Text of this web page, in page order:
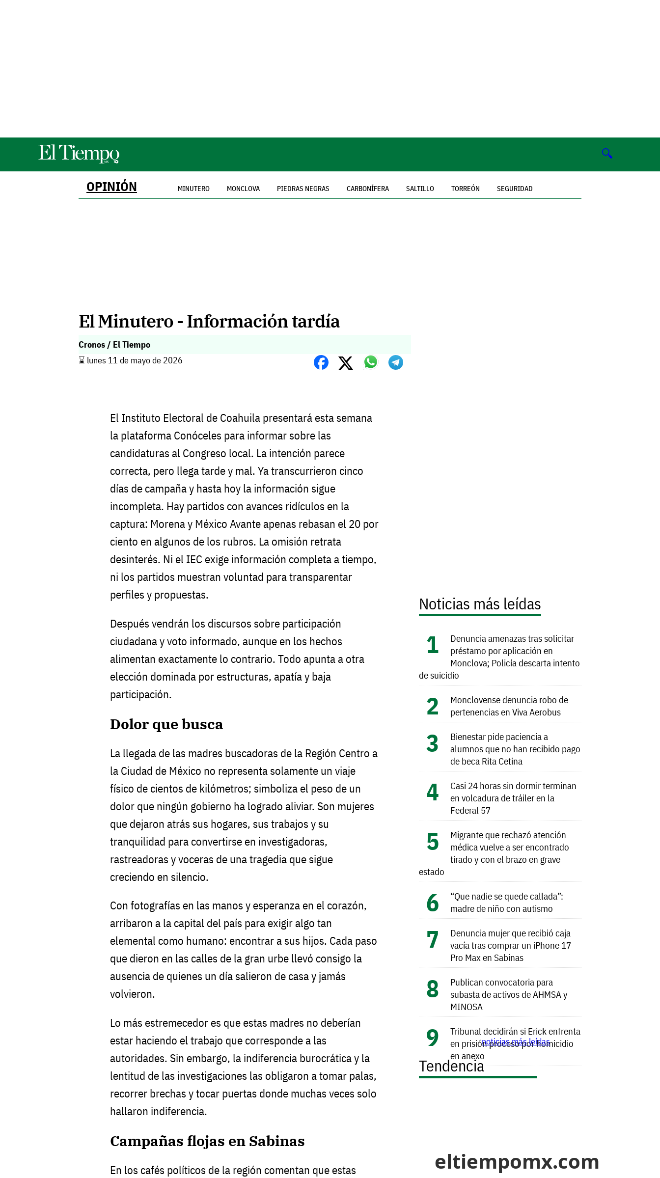
🔍
OPINIÓN MINUTERO MONCLOVA PIEDRAS NEGRAS CARBONÍFERA SALTILLO TORREÓN SEGURIDAD
El Minutero - Información tardía
Cronos / El Tiempo
⌛️ lunes 11 de mayo de 2026
El Instituto Electoral de Coahuila presentará esta semana
la plataforma Conóceles para informar sobre las
candidaturas al Congreso local. La intención parece
correcta, pero llega tarde y mal. Ya transcurrieron cinco
días de campaña y hasta hoy la información sigue
incompleta. Hay partidos con avances ridículos en la
captura: Morena y México Avante apenas rebasan el 20 por
ciento en algunos de los rubros. La omisión retrata
desinterés. Ni el IEC exige información completa a tiempo,
ni los partidos muestran voluntad para transparentar
perfiles y propuestas.
Después vendrán los discursos sobre participación
ciudadana y voto informado, aunque en los hechos
alimentan exactamente lo contrario. Todo apunta a otra
elección dominada por estructuras, apatía y baja
participación.
Dolor que busca
La llegada de las madres buscadoras de la Región Centro a
la Ciudad de México no representa solamente un viaje
físico de cientos de kilómetros; simboliza el peso de un
dolor que ningún gobierno ha logrado aliviar. Son mujeres
que dejaron atrás sus hogares, sus trabajos y su
tranquilidad para convertirse en investigadoras,
rastreadoras y voceras de una tragedia que sigue
creciendo en silencio.
Con fotografías en las manos y esperanza en el corazón,
arribaron a la capital del país para exigir algo tan
elemental como humano: encontrar a sus hijos. Cada paso
que dieron en las calles de la gran urbe llevó consigo la
ausencia de quienes un día salieron de casa y jamás
volvieron.
Lo más estremecedor es que estas madres no deberían
estar haciendo el trabajo que corresponde a las
autoridades. Sin embargo, la indiferencia burocrática y la
lentitud de las investigaciones las obligaron a tomar palas,
recorrer brechas y tocar puertas donde muchas veces solo
hallaron indiferencia.
Campañas flojas en Sabinas
En los cafés políticos de la región comentan que estas
Noticias más leídas
Denuncia amenazas tras solicitar
préstamo por aplicación en
Monclova; Policía descarta intento
de suicidio
Monclovense denuncia robo de
pertenencias en Viva Aerobus
Bienestar pide paciencia a
alumnos que no han recibido pago
de beca Rita Cetina
Casi 24 horas sin dormir terminan
en volcadura de tráiler en la
Federal 57
Migrante que rechazó atención
médica vuelve a ser encontrado
tirado y con el brazo en grave
estado
“Que nadie se quede callada”:
madre de niño con autismo
Denuncia mujer que recibió caja
vacía tras comprar un iPhone 17
Pro Max en Sabinas
Publican convocatoria para
subasta de activos de AHMSA y
MINOSA
Tribunal decidirán si Erick enfrenta
en prisión proceso por homicidio
en anexo
noticias más leídas
Tendencia